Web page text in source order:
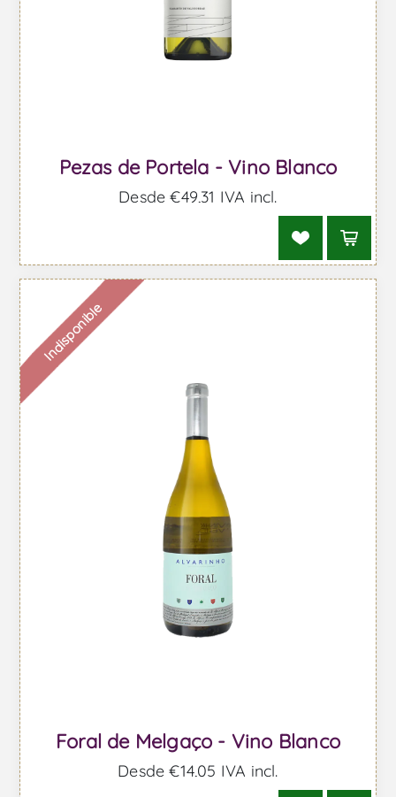
Pezas de Portela - Vino Blanco
Desde €49,31 IVA incl.
Indisponible
Foral de Melgaço - Vino Blanco
Desde €14,05 IVA incl.